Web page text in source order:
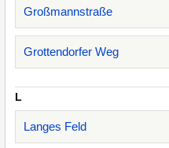
Großmannstraße
Grottendorfer Weg
L
Langes Feld